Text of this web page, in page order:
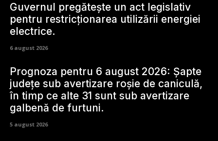
Guvernul pregătește un act legislativ
pentru restricționarea utilizării energiei
electrice.
6 august 2026
Prognoza pentru 6 august 2026: Șapte
județe sub avertizare roșie de caniculă,
în timp ce alte 31 sunt sub avertizare
galbenă de furtuni.
5 august 2026